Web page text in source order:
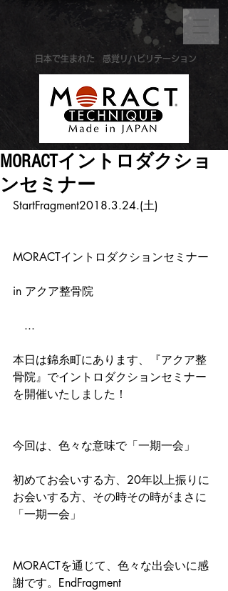
感覚リハビリテーション
​日本で生まれた
MORACTイントロダクショ
ンセミナー
StartFragment2018.3.24.(土)
MORACTイントロダクションセミナー
in アクア整骨院
...
本日は錦糸町にあります、『アクア整
骨院』でイントロダクションセミナー
を開催いたしました！
今回は、色々な意味で「一期一会」
初めてお会いする方、20年以上振りに
お会いする方、その時その時がまさに
「一期一会」
MORACTを通じて、色々な出会いに感
謝です。EndFragment